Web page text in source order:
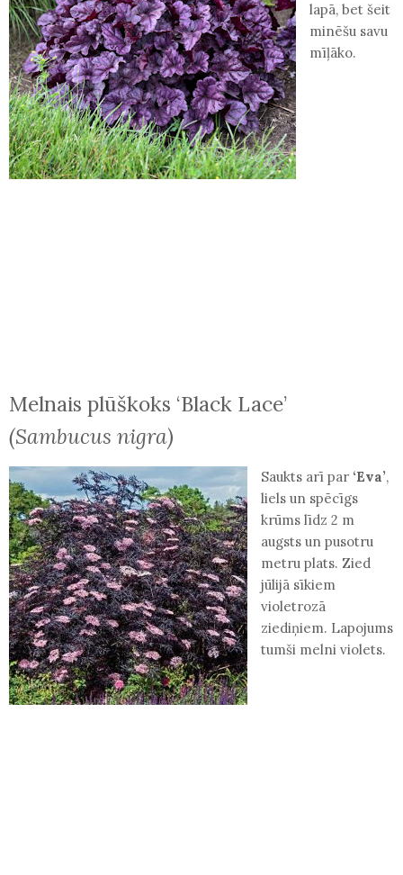
lapā, bet šeit
minēšu savu
mīļāko.
Melnais plūškoks ‘Black Lace’
(Sambucus nigra)
Saukts arī par ‘Eva’,
liels un spēcīgs
krūms līdz 2 m
augsts un pusotru
metru plats. Zied
jūlijā sīkiem
violetrozā
ziediņiem. Lapojums
tumši melni violets.